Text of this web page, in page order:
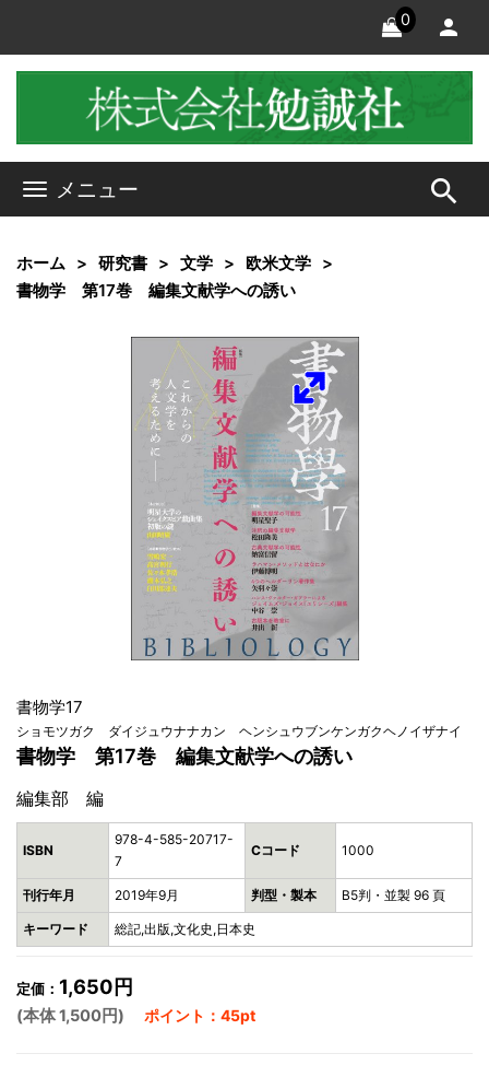
0
メニュー search
ホーム 研究書 文学
欧米文学
書物学 第17巻 編集文献学への誘い
書物学17
ショモツガク ダイジュウナナカン ヘンシュウブンケンガクヘノイザナイ
書物学 第17巻 編集文献学への誘い
編集部 編
ISBN
978-4-585-20717-
7
Cコード 1000
刊行年月 2019年9月 判型・製本 B5判・並製 96 頁
キーワード 総記,出版,文化史,日本史
定価： 1,650円
(本体 1,500円) ポイント：45pt